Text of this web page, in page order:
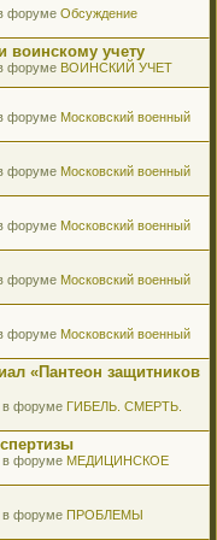
форуме Обсуждение
воинскому учету
форуме ВОИНСКИЙ УЧЕТ
форуме Московский военный
форуме Московский военный
форуме Московский военный
форуме Московский военный
форуме Московский военный
«Пантеон защитников
в форуме ГИБЕЛЬ. СМЕРТЬ.
в форуме МЕДИЦИНСКОЕ
в форуме ПРОБЛЕМЫ